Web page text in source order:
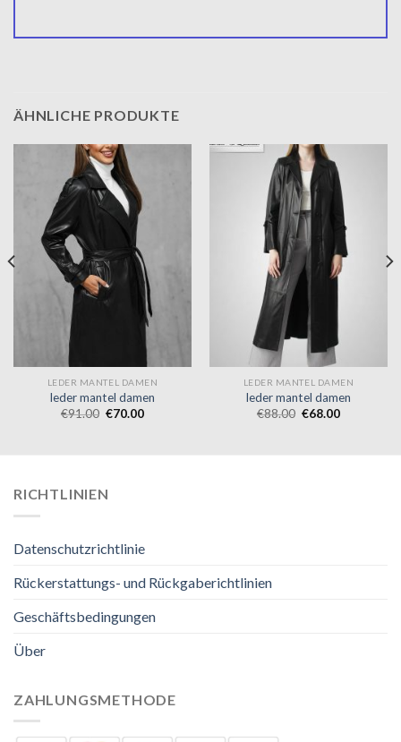
ÄHNLICHE PRODUKTE
LEDER MANTEL DAMEN
leder mantel damen
€91.00 €70.00
LEDER MANTEL DAMEN
leder mantel damen
€88.00 €68.00
RICHTLINIEN
Datenschutzrichtlinie
Rückerstattungs- und Rückgaberichtlinien
Geschäftsbedingungen
Über
ZAHLUNGSMETHODE